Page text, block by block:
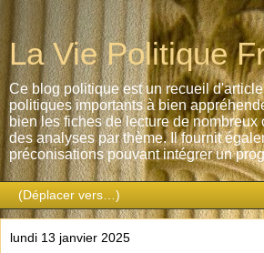
La Vie Politique
Ce blog politique est un recueil
politiques importants à bien
bien les fiches de lecture de nombreux
des analyses par thème. Il fournit
préconisations pouvant intégrer un
lundi 13 janvier 2025